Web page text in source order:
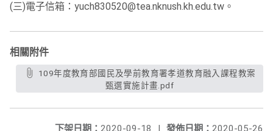
(三)電子信箱：yuch830520@tea.nknush.kh.edu.tw。
相關附件
甄選實施計畫.pdf
發佈日期： 2020-05-26
下架日期： 2020-09-18
|